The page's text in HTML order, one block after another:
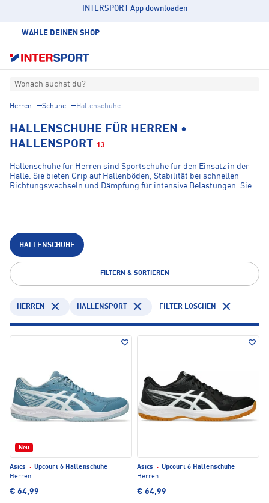
INTERSPORT App downloaden
WÄHLE DEINEN SHOP
Wonach suchst du?
Herren Schuhe Hallenschuhe
HALLENSCHUHE FÜR HERREN •
HALLENSPORT
13
Hallenschuhe für Herren sind Sportschuhe für den Einsatz in der
Halle. Sie bieten Grip auf Hallenböden, Stabilität bei schnellen
Richtungswechseln und Dämpfung für intensive Belastungen. Sie
HALLENSCHUHE
FILTERN & SORTIEREN
HERREN HALLENSPORT FILTER LÖSCHEN
Neu
Asics · Upcourt 6 Hallenschuhe
Herren
€ 64,99
Asics · Upcourt 6 Hallenschuhe
Herren
€ 64,99